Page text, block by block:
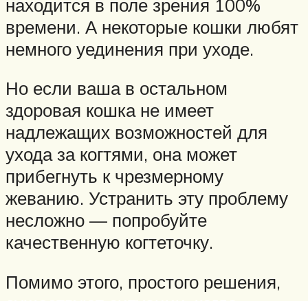
находится в поле зрения 100%
времени. А некоторые кошки любят
немного уединения при уходе.
Но если ваша в остальном
здоровая кошка не имеет
надлежащих возможностей для
ухода за когтями, она может
прибегнуть к чрезмерному
жеванию. Устранить эту проблему
несложно — попробуйте
качественную когтеточку.
Помимо этого, простого решения,